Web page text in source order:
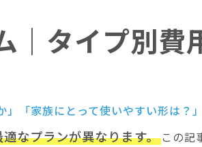
｜タイプ別費
」「家族にとって使いやすい形は？」
なプランが異なります。この記